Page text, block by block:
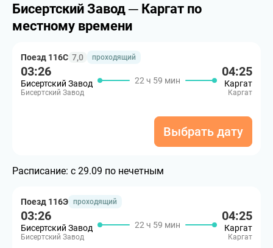
Бисертский Завод ─ Каргат по
местному времени
Поезд 116С 7,0 проходящий
03:26
Бисертский Завод
Бисертский Завод
22 ч 59 мин
04:25
Каргат
Каргат
Выбрать дату
Расписание: с 29.09 по нечетным
Поезд 116Э проходящий
03:26
Бисертский Завод
Бисертский Завод
22 ч 59 мин
04:25
Каргат
Каргат